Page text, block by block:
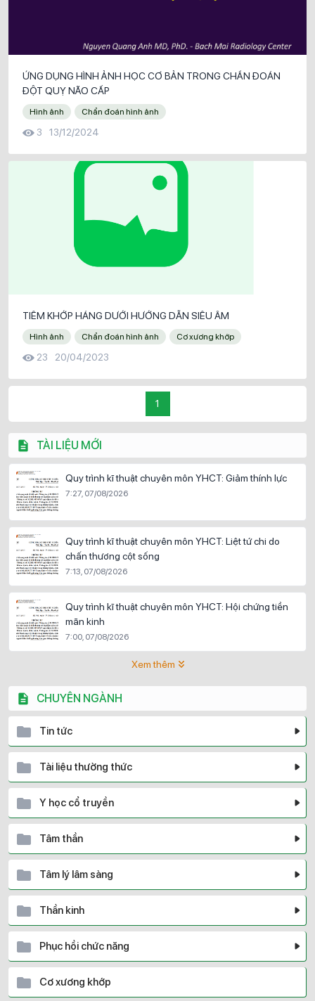
TÀI LIỆU MỚI
Quy trình kĩ thuật chuyên môn YHCT: Giảm thính lực
7:27, 07/08/2026
Quy trình kĩ thuật chuyên môn YHCT: Liệt tứ chi do
chấn thương cột sống
7:13, 07/08/2026
Quy trình kĩ thuật chuyên môn YHCT: Hội chứng tiền
mãn kinh
7:00, 07/08/2026
Xem thêm
CHUYÊN NGÀNH
Tin tức
Tài liệu thường thức
Y học cổ truyền
Tâm thần
Tâm lý lâm sàng
Thần kinh
Phục hồi chức năng
Cơ xương khớp
ỨNG DỤNG HÌNH ẢNH HỌC CƠ BẢN TRONG CHẨN ĐOÁN
ĐỘT QUỴ NÃO CẤP
Hình ảnh Chẩn đoán hình ảnh
3 13/12/2024
TIÊM KHỚP HÁNG DƯỚI HƯỚNG DẪN SIÊU ÂM
Hình ảnh Chẩn đoán hình ảnh Cơ xương khớp
23 20/04/2023
1